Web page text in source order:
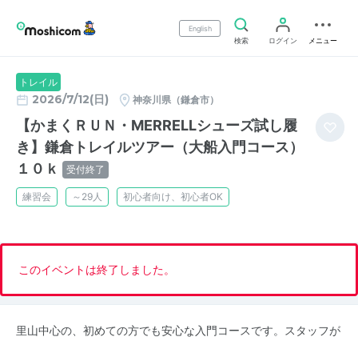
English
検索
ログイン メニュー
トレイル
2026/7/12(日) 神奈川県（鎌倉市）
【かまくＲＵＮ・MERRELLシューズ試し履
き】鎌倉トレイルツアー（大船入門コース）
１０ｋ
受付終了
練習会 ～29人 初心者向け、初心者OK
このイベントは終了しました。
里山中心の、初めての方でも安心な入門コースです。スタッフが